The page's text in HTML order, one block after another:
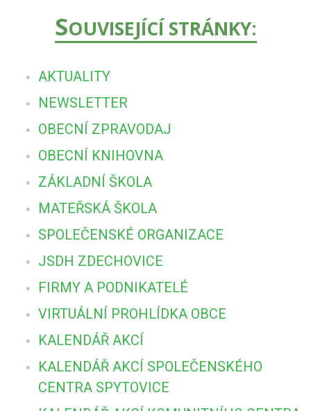
SOUVISEJÍCÍ STRÁNKY:
AKTUALITY
NEWSLETTER
OBECNÍ ZPRAVODAJ
OBECNÍ KNIHOVNA
ZÁKLADNÍ ŠKOLA
MATEŘSKÁ ŠKOLA
SPOLEČENSKÉ ORGANIZACE
JSDH ZDECHOVICE
FIRMY A PODNIKATELÉ
VIRTUÁLNÍ PROHLÍDKA OBCE
KALENDÁŘ AKCÍ
KALENDÁŘ AKCÍ SPOLEČENSKÉHO
CENTRA SPYTOVICE